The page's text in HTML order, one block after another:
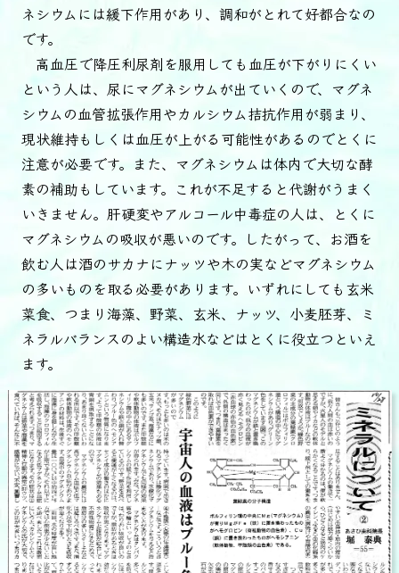
ネシウムには緩下作用があり、調和がとれて好都合なの
です。
高血圧で降圧利尿剤を服用しても血圧が下がりにくい
という人は、尿にマグネシウムが出ていくので、マグネ
シウムの血管拡張作用やカルシウム拮抗作用が弱まり、
現状維持もしくは血圧が上がる可能性があるのでとくに
注意が必要です。また、マグネシウムは体内で大切な酵
素の補助もしています。これが不足すると代謝がうまく
いきません。肝硬変やアルコール中毒症の人は、とくに
マグネシウムの吸収が悪いのです。したがって、お酒を
飲む人は酒のサカナにナッツや木の実などマグネシウム
の多いものを取る必要があります。いずれにしても玄米
菜食、つまり海藻、野菜、玄米、ナッツ、小麦胚芽、ミ
ネラルバランスのよい構造水などはとくに役立つといえ
ます。